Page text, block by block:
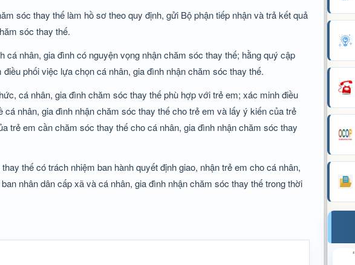
sóc thay thế làm hồ sơ theo quy định, gửi Bộ phận tiếp nhận và trả kết quả
sóc thay thế.
nhân, gia đình có nguyện vọng nhận chăm sóc thay thế; hằng quý cập
phối việc lựa chọn cá nhân, gia đình nhận chăm sóc thay thế.
cá nhân, gia đình chăm sóc thay thế phù hợp với trẻ em; xác minh điều
nhân, gia đình nhận chăm sóc thay thế cho trẻ em và lấy ý kiến của trẻ
trẻ em cần chăm sóc thay thế cho cá nhân, gia đình nhận chăm sóc thay
thế có trách nhiệm ban hành quyết định giao, nhận trẻ em cho cá nhân,
nhân dân cấp xã và cá nhân, gia đình nhận chăm sóc thay thế trong thời